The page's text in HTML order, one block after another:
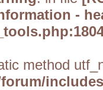
-
method